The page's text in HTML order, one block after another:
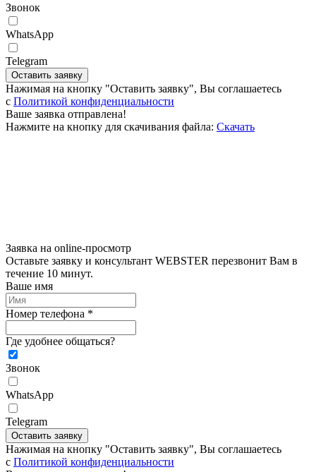
Звонок
WhatsApp
Telegram
Оставить заявку
Нажимая на кнопку "Оставить заявку", Вы соглашаетесь
c Политикой конфиденциальности
Ваше заявка отправлена!
Нажмите на кнопку для скачивания файла: Скачать
Заявка на online-просмотр
Оставьте заявку и консультант WEBSTER перезвонит Вам в
течение 10 минут.
Ваше имя
Номер телефона *
Где удобнее общаться?
Звонок
WhatsApp
Telegram
Оставить заявку
Нажимая на кнопку "Оставить заявку", Вы соглашаетесь
c Политикой конфиденциальности